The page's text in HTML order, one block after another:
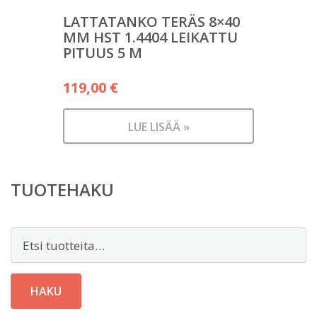
LATTATANKO TERÄS 8×40
MM HST 1.4404 LEIKATTU
PITUUS 5 M
119,00 €
LUE LISÄÄ »
TUOTEHAKU
HAKU